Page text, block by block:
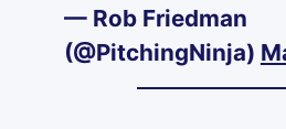
— Rob Friedman
(@PitchingNinja)